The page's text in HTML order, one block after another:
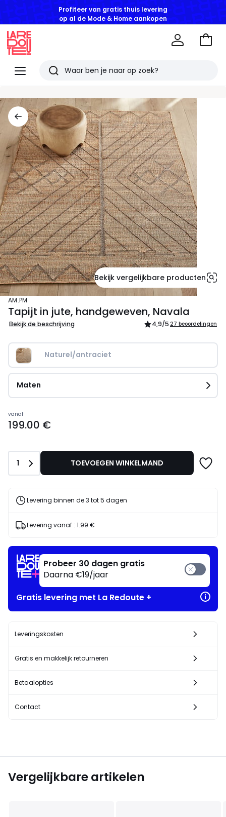
Profiteer van gratis thuis levering
op al de Mode & Home aankopen
Menu
Redoute
Zoeken
bekeken
artikelen
Naar
Bekijk vergelijkbare producten
AM.PM
Tapijt in jute, handgeweven, Navala
Bekijk de beschrijving 4,9/5 27 beoordelingen
Naturel/antraciet
Maten
Prijs
vanaf
vanaf
199.00 €
Aantal
1 TOEVOEGEN WINKELMAND
Levering binnen de 3 tot 5 dagen
Levering vanaf : 1.99 €
Probeer 30 dagen gratis
Daarna €19/jaar
Gratis levering met La Redoute +
Leveringskosten
Gratis en makkelijk retourneren
Betaalopties
Contact
Vergelijkbare artikelen